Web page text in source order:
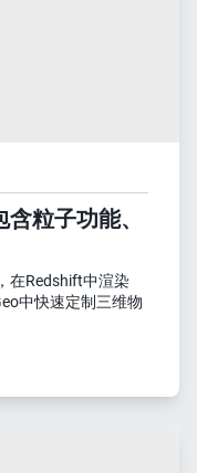
粒子功能、
在Redshift中渲染
中快速定制三维物